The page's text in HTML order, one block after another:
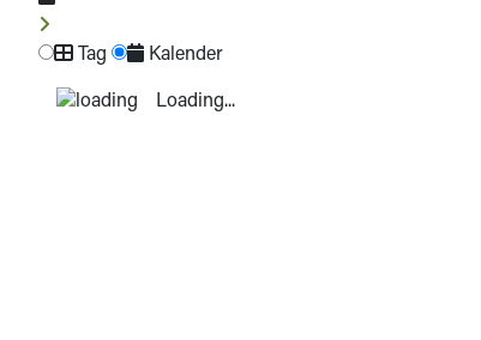
Tag Kalender
Loading...